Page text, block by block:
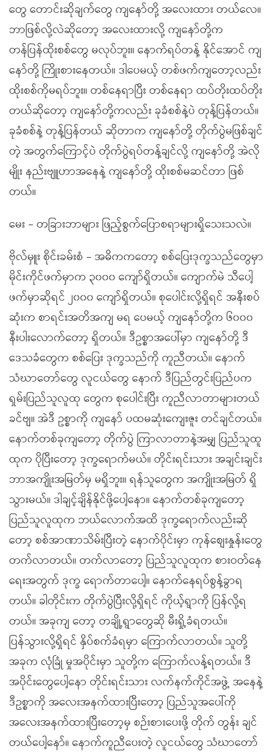
တွေ တောင်းဆိုချက်တွေ ကျနော်တို့ အလေးထား တယ်လေ။
ဘာဖြစ်လို့လဲဆိုတော့ အလေးထားလို့ ကျနော်တို့က
တန်ပြန်ထိုးစစ်တွေ မလုပ်ဘူး။ နောက်ရပ်တန့် နိုင်အောင် ကျ
နော်တို့ ကြိုးစားနေတယ်။ ဒါပေမယ့် တစ်ဖက်ကျတော့လည်း
ထိုးစစ်ကိုမရပ်ဘူး။ တစ်နေရာပြီး တစ်နေရာ ထပ်တိုးထပ်တိုး
တယ်ဆိုတော့ ကျနော်တို့ကလည်း ခုခံစစ်နဲ့ပဲ တုန့်ပြန်တယ်။
ခုခံစစ်နဲ့ တုန့်ပြန်တယ် ဆိုတာက ကျနော်တို့ တိုက်ပွဲမဖြစ်ချင်
တဲ့ အတွက်ကြောင့်ပဲ တိုက်ပွဲရပ်တန့်ချင်လို့ ကျနော်တို့ အဲလို
မျိုး နည်းဗျူဟာအနေနဲ့ ကျနော်တို့ ထိုးစစ်မဆင်တာ ဖြစ်
တယ်။
မေး – တခြားဘာများ ဖြည့်စွက်ပြောစရာများရှိသေးသလဲ။
ဗိုလ်မှူး စိုင်းခမ်းစံ – အဓိကကတော့ စစ်ပြေးဒုက္ခသည်တွေမှာ
မိုင်းကိုင်ဖက်မှာက ၃၀၀၀ ကျော်ရှိတယ်။ ကျောက်မဲ သီပေါ့
ဖက်မှာဆိုရင် ၂၀၀၀ ကျော်ရှိတယ်။ စုပေါင်းလို့ရှိရင် အနီးစပ်
ဆုံးက စာရင်းအတိအကျ မရ ပေမယ့် ကျနော်တို့က ၆၀၀၀
နီးပါးလောက်တော့ ရှိတယ်။ ဒီဥစ္စာအပေါ်မှာ ကျနော်တို့ ဒီ
ဒေသခံတွေက စစ်ပြေး ဒုက္ခသည်ကို ကူညီတယ်။ နောက်
သံဃာတော်တွေ လူငယ်တွေ နောက် ဒီပြည်တွင်းပြည်ပက
ရှမ်းပြည်သူလူထု တွေက စုပေါင်းပြီး ကူညီလာတာများတယ်
ခင်ဗျ။ အဲဒီ ဥစ္စာကို ကျနော် ပထမဆုံးကျေးဇူး တင်ချင်တယ်။
နောက်တစ်ခုကျတော့ တိုက်ပွဲ ကြာလာတာနဲ့အမျှ ပြည်သူထူ
ထုက ပိုပြီးတော့ ဒုက္ခရောက်မယ်။ တိုင်းရင်းသား အချင်းချင်း
ဘာအကျိုးအမြတ်မှ မရှိဘူး။ ရန်သူတွေက အကျိုးအမြတ် ရှိ
သွားမယ်။ ဒါချင့်ချိန်နိုင်ဖို့ပေါ့နော။ နောက်တစ်ခုကျတော့
ပြည်သူလူထုက ဘယ်လောက်အထိ ဒုက္ခရောက်လည်းဆို
တော့ စစ်အာဏာသိမ်းပြီးတဲ့ နောက်ပိုင်းမှာ ကုန်စျေးနှုန်းတွေ
တက်လာတယ်။ တက်လာတော့ ပြည်သူလူထုက စားဝတ်နေ
ရေးအတွက် ဒုက္ခ ရောက်တာပေါ့။ နောက်နေရပ်စွန့်ခွာရ
တယ်။ ခါတိုင်းက တိုက်ပွဲပြီးလို့ရှိရင် ကိုယ့်ရွာကို ပြန်လို့ရ
တယ်။ အခုကျ တော့ တချို့ရွာတွေဆို မီးရှို့ခံရတယ်။
ပြန်သွားလို့ရှိရင် နှိပ်စက်ခံရမှာ ကြောက်လာတယ်။ သူတို့
အခုက လုံခြုံ မှုအပိုင်းမှာ သူတို့က ကြောက်လန့်ရတယ်။ ဒီ
အပိုင်းတွေပေါ့နော တိုင်းရင်းသား လက်နက်ကိုင်အဖွဲ့ အနေနဲ့
ဒီဥစ္စာကို အလေးအနက်ထားပြီးတော့ ပြည်သူအပေါ်ကို
အလေးအနက်ထားပြီးတော့မှ စဉ်းစားပေးဖို့ တိုက် တွန်း ချင်
တယ်ပေါ့နော်။ နောက်ကူညီပေးတဲ့ လူငယ်တွေ သံဃာတော်